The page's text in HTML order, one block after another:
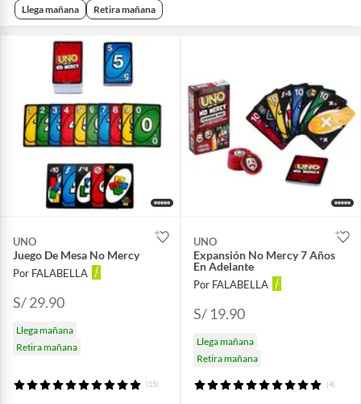
Llega mañana Retira mañana
UNO
Juego De Mesa No Mercy
Por FALABELLA
S/ 29.90
Llega mañana
Retira mañana
(15)
UNO
Expansión No Mercy 7 Años
En Adelante
Por FALABELLA
S/ 19.90
Llega mañana
Retira mañana
(4)